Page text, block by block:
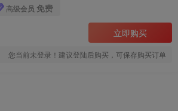
高级会员 免费
立即购买
您当前未登录！建议登陆后购买，可保存购买订单